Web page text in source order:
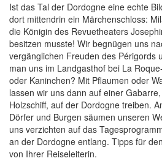
Ist das Tal der Dordogne eine echte
dort mittendrin ein Märchenschloss:
die Königin des Revuetheaters
besitzen musste! Wir begnügen uns
vergänglichen Freuden des Périgords
man uns im Landgasthof bei La
oder Kaninchen? Mit Pflaumen oder
lassen wir uns dann auf einer
Holzschiff, auf der Dordogne treiben.
Dörfer und Burgen säumen unseren
uns verzichten auf das
an der Dordogne entlang. Tipps für
von Ihrer Reiseleiterin.